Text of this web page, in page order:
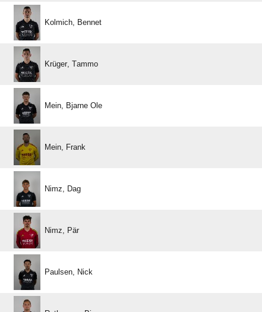
 
 
  
 
 
 
 